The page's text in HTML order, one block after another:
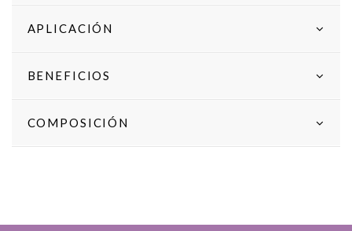
APLICACIÓN
BENEFICIOS
COMPOSICIÓN